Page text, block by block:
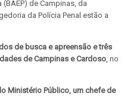
de Campinas, da
da Polícia Penal estão a
de busca e apreensão e três
de Campinas e Cardoso, no
Ministério Público, um chefe de